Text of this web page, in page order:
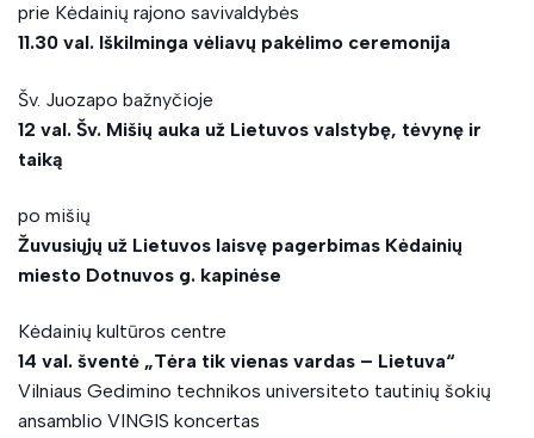
prie Kėdainių rajono savivaldybės
11.30 val. Iškilminga vėliavų pakėlimo ceremonija
Šv. Juozapo bažnyčioje
12 val. Šv. Mišių auka už Lietuvos valstybę, tėvynę ir
taiką
po mišių
Žuvusiųjų už Lietuvos laisvę pagerbimas Kėdainių
miesto Dotnuvos g. kapinėse
Kėdainių kultūros centre
14 val. šventė „Tėra tik vienas vardas – Lietuva“
Vilniaus Gedimino technikos universiteto tautinių šokių
ansamblio VINGIS koncertas